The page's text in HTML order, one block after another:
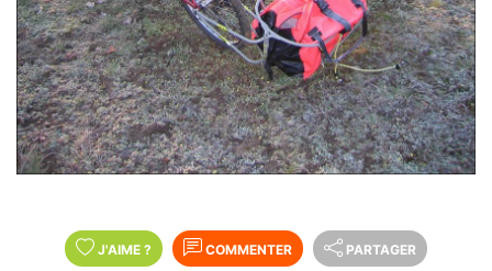
J'AIME ? COMMENTER PARTAGER